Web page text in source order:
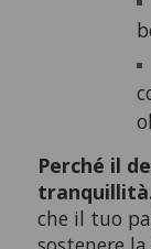
Perché il
che il tuo